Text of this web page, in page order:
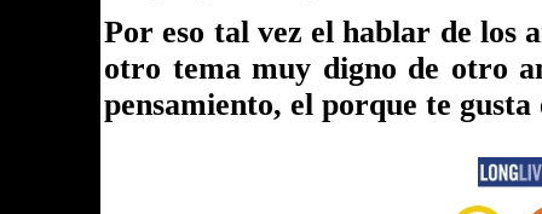
Por eso tal vez el hablar de los
otro tema muy digno de otro
pensamiento, el porque te